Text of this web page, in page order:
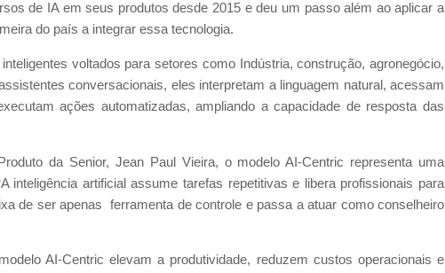
de IA em seus produtos desde 2015 e deu um passo além ao aplicar a
do país a integrar essa tecnologia.
voltados para setores como Indústria, construção, agronegócio,
conversacionais, eles interpretam a linguagem natural, acessam
ações automatizadas, ampliando a capacidade de resposta das
da Senior, Jean Paul Vieira, o modelo AI-Centric representa uma
inteligência artificial assume tarefas repetitivas e libera profissionais para
de ser apenas ferramenta de controle e passa a atuar como conselheiro
AI-Centric elevam a produtividade, reduzem custos operacionais e